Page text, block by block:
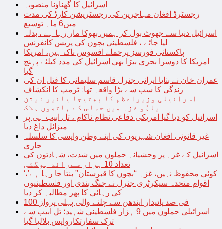
اسرائیل کا گھناؤنا منصوبہ
رجسٹرڈ افغان مہاجرین کی رجسٹریشن کارڈ کی مدت
میں6 ماہ توسیع
اسرائیل دنیا سے جھوٹ بول کر ہمیں بھوکا مار رہا ہے ، بدلہ
لیا جائے ، فلسطینی بچوں کی پریس کانفرنس
پاکستانی فورسز پرحملے افسوس ناک ہیں، امریکا
امریکا کا دوسرا بحری بیڑا بھی اسرائیل کی مدد کیلئے پہنچ
گیا
عمران خان نے بتایا ایرانی جنرل قاسم سلیمانی کا قتل ان کی
زندگی کا سب سے بڑا واقعہ تھا: ٹرمپ کا انکشاف
اسرائیلی وزیراعظم کا بھتیجا یائیر نیتن
یاہُو غزہ میں حماس کے ہاتھوں ہلاک
اسرائیل کو دیا گیا امریکی دفاعی نظام ناکام ، تل ابیب ہی پر
میزائل داغ دیا
غیر قانونی افغان شہریوں کی اپنے وطن واپسی کا سلسلہ
جاری
اسرائیل کے غزہ پر وحشیانہ حملوں میں شدت، شہادتوں کی
تعداد 10 ہزار سےزائد ہوگئی
‘کوئی محفوظ نہیں، غزہ “بچوں کا قبرستان” بنتا جا رہا ہے’،
اقوام متحدہ سیکرٹری جنرل نے جنگ بندی اور فلسطینیوں
کی رہائی کا پھر مطالبہ کر دیا
100 فی صد پائیدار ایندھن سے چلنے والی پہلی پرواز
اسرائیلی حملوں میں 9 ہزار فلسطینی شہید؛ تل ابیب سے
ترک سفارتکارواپس بلالیا گیا